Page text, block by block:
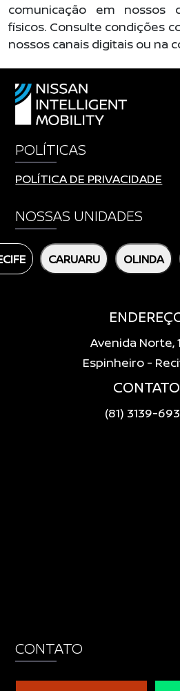
comunicação em nossos
físicos. Consulte condições
nossos canais digitais ou na
POLÍTICAS
POLÍTICA DE PRIVACIDADE
NOSSAS UNIDADES
CARUARU OLINDA
Avenida Norte,
Espinheiro -
CONTATO
(81) 3139-
CONTATO